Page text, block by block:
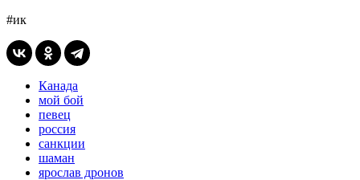
#ик
Канада
мой бой
певец
россия
санкции
шаман
ярослав дронов